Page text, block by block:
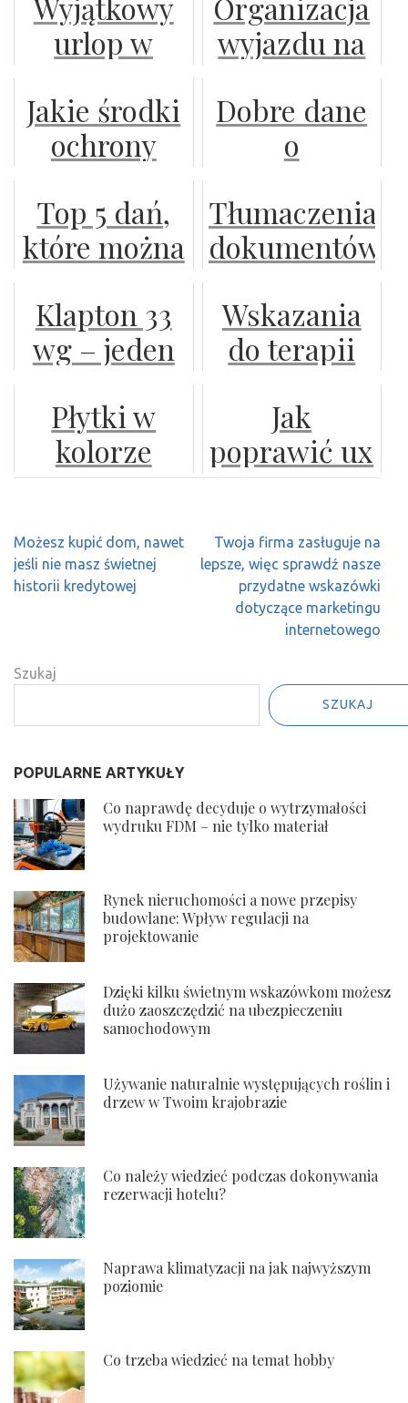
maliny?
urlop w
zdrój:
zaplanuj
komfortowym
domku i
urokami
okolicy!
wyjazdu na
czym należy
pamiętać?
Jakie środki
ochrony
najpopularniejsze
na rynku?
Dobre dane
o
pigwy
pospolitej
Top 5 dań,
które można
foremkach
aluminiowych
Tłumaczenia
dokumentów
biznesu
Klapton 33
wg – jeden
wiele
możliwości
w walce z
Wskazania
do terapii
skroniowo-
żuchwowych:
nowoczesne
diagnozy i
leczenia
Płytki w
kolorze
czarnym
kamień na
ściany
Jak
poprawić ux
koszyka
Nawigacja
wpisu
Możesz kupić dom, nawet
jeśli nie masz świetnej
historii kredytowej
Twoja firma zasługuje na
lepsze, więc sprawdź nasze
przydatne wskazówki
dotyczące marketingu
internetowego
Szukaj
SZUKAJ
POPULARNE ARTYKUŁY
Co naprawdę decyduje o wytrzymałości
wydruku FDM – nie tylko materiał
Rynek nieruchomości a nowe przepisy
budowlane: Wpływ regulacji na
projektowanie
Dzięki kilku świetnym wskazówkom możesz
dużo zaoszczędzić na ubezpieczeniu
samochodowym
Używanie naturalnie występujących roślin i
drzew w Twoim krajobrazie
Co należy wiedzieć podczas dokonywania
rezerwacji hotelu?
Naprawa klimatyzacji na jak najwyższym
poziomie
Co trzeba wiedzieć na temat hobby